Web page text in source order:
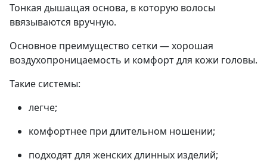
Тонкая дышащая основа, в которую волосы
ввязываются вручную.
Основное преимущество сетки — хорошая
воздухопроницаемость и комфорт для кожи головы.
Такие системы:
легче;
комфортнее при длительном ношении;
подходят для женских длинных изделий;